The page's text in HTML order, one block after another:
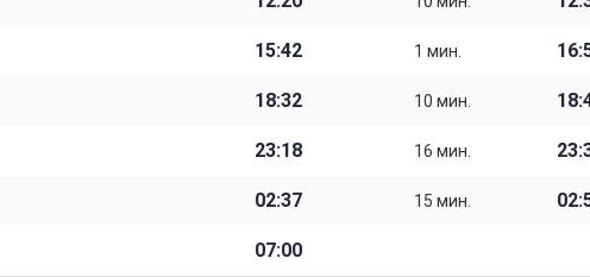
15:42 1 мин.
18:32 10 мин.
23:18 16 мин.
02:37 15 мин.
07:00